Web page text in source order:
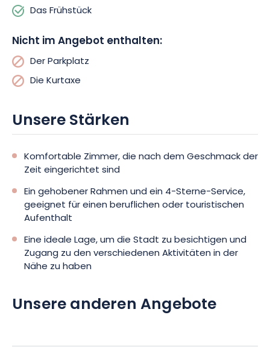
oder genießen Sie die Freuden des Wassers im olympischen
offen, um am Abend ein paar Runden Karten oder Roulette zu
spielen.
Bitte beachten Sie, dass im Hotel Mercure Haustiere erlaubt
Ihnen außerdem ein kostenpflichtiger Parkplatz zur Verfügung
gestellt.
Das Frühstück
Nicht im Angebot enthalten:
Der Parkplatz
Die Kurtaxe
Unsere Stärken
Komfortable Zimmer, die nach dem Geschmack der
Zeit eingerichtet sind
Ein gehobener Rahmen und ein 4-Sterne-Service,
geeignet für einen beruflichen oder touristischen
Aufenthalt
Eine ideale Lage, um die Stadt zu besichtigen und
Zugang zu den verschiedenen Aktivitäten in der
Nähe zu haben
Unsere anderen Angebote